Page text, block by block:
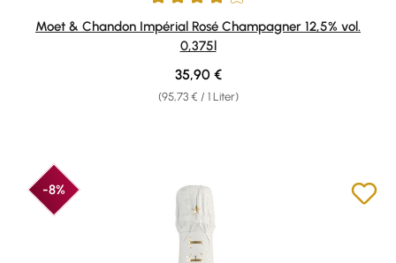
Durchschnittliche Bewertung von 4 von 5 Sternen
Moet & Chandon Impérial Rosé Champagner 12,5% vol.
0,375l
(95,73 € / 1 Liter)
Regulärer Preis:
35,90 €
-8%